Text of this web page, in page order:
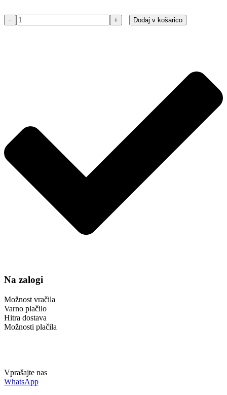
Filter
− + Dodaj v košarico
Na zalogi
Možnost vračila
Varno plačilo
Hitra dostava
Možnosti plačila
Vprašajte nas
WhatsApp